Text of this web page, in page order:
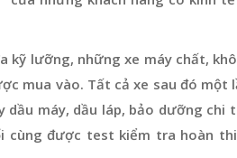
kỹ lưỡng, những xe máy chất,
mua vào. Tất cả xe sau đó một
dầu máy, dầu láp, bảo dưỡng
cùng được test kiểm tra hoàn